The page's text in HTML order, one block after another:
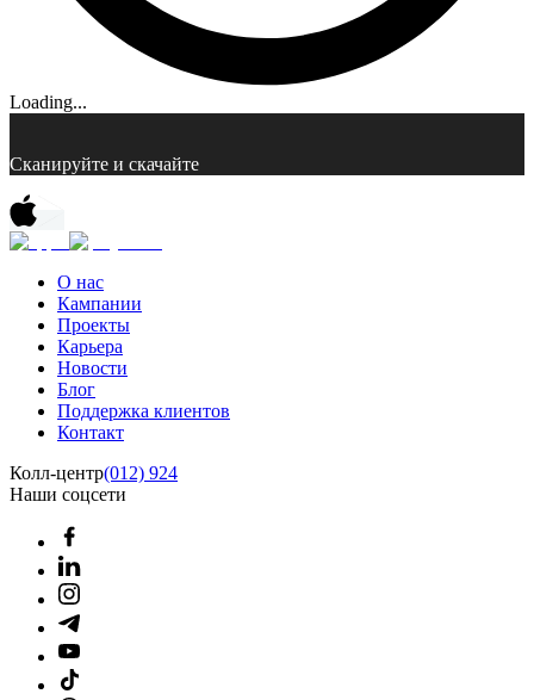
Loading...
Сканируйте и скачайте
О нас
Кампании
Проекты
Карьера
Новости
Блог
Поддержка клиентов
Контакт
Колл-центр(012) 924
Наши соцсети